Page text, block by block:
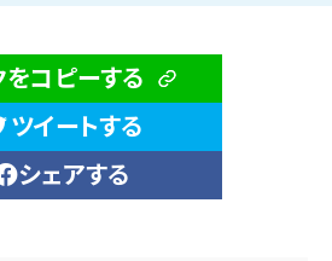
をコピーする
ツイートする
シェアする